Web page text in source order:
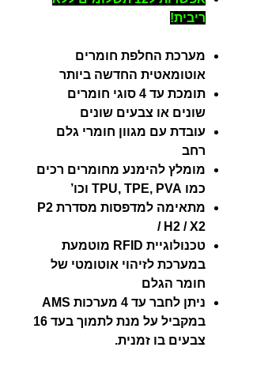
ריבית!
מערכת החלפת חומרים
אוטומאטית החדשה ביותר
תומכת עד 4 סוגי חומרים
שונים או צבעים שונים
עובדת עם מגוון חומרי גלם
רחב
מומלץ להימנע מחומרים רכים
כמו TPU, TPE, PVA וכו’
מתאימה למדפסות מסדרת P2
/ H2 / X2
טכנולוגיית RFID מוטמעת
במערכת לזיהוי אוטומטי של
חומר הגלם
ניתן לחבר עד 4 מערכות AMS
במקביל על מנת לתמוך בעד 16
צבעים בו זמנית.